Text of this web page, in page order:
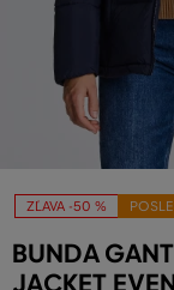
ZĽAVA -50 %
BUNDA